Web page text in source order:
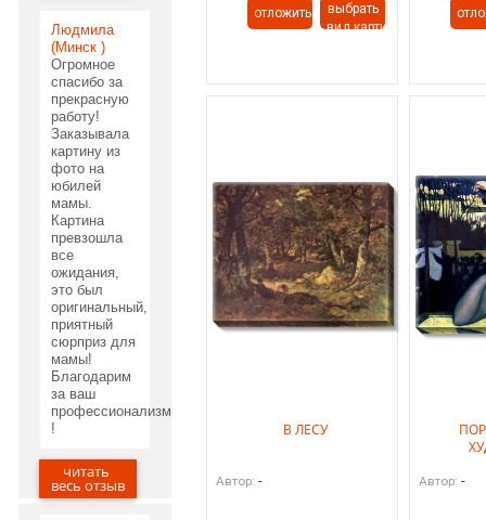
Людмила
(Минск )
Огромное
спасибо за
прекрасную
работу!
Заказывала
картину из
фото на
юбилей
мамы.
Картина
превзошла
все
ожидания,
это был
оригинальный,
приятный
сюрприз для
мамы!
Благодарим
за ваш
профессионализм
!
29.05.2020
читать
весь отзыв
отложить
выбрать
вид картины
В ЛЕСУ
Автор: - Автор: -